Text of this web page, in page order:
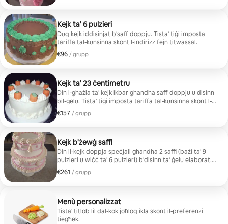
Kejk ta' 6 pulzieri
Duq kejk iddisinjat b'saff doppju. Tista' tiġi imposta
tariffa tal-kunsinna skont l-indirizz fejn titwassal.
€96 / grupp
€96 kull grupp
Kejk ta' 23 ċentimetru
Din l-għażla ta' kejk ikbar għandha saff doppju u disinn
bil-ġelu. Tista' tiġi imposta tariffa tal-kunsinna skont l-
indirizz fejn titħalla l-konsenja.
€157 / grupp
€157 kull grupp
Kejk b'żewġ saffi
Din il-kejk doppja speċjali għandha 2 saffi (bażi ta' 9
pulzieri u wiċċ ta' 6 pulzieri) b'disinn ta' ġelu elaborat.
Il-prezz li jibda bih għal dil-għażla huwa ta' $300 USD.
Tista' tiġi ċċarġjata tariffa tal-kunsinna skont l-indirizz
€261 / grupp
€261 kull grupp
Menù personalizzat
Tista' titlob lil dal-kok joħloq ikla skont il-preferenzi
tiegħek.